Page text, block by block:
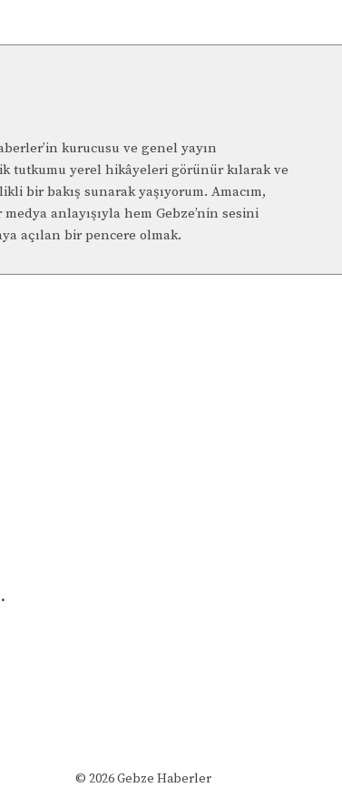
kurucusu ve genel yayın
tutkumu yerel hikâyeleri görünür kılarak ve
bir bakış sunarak yaşıyorum. Amacım,
anlayışıyla hem Gebze’nin sesini
açılan bir pencere olmak.
© 2026 Gebze Haberler